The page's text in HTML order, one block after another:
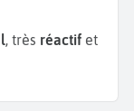
, très réactif et